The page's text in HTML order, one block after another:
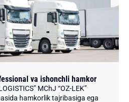
va ishonchli hamkor
MChJ “OZ-LEK”
hamkorlik tajribasiga ega